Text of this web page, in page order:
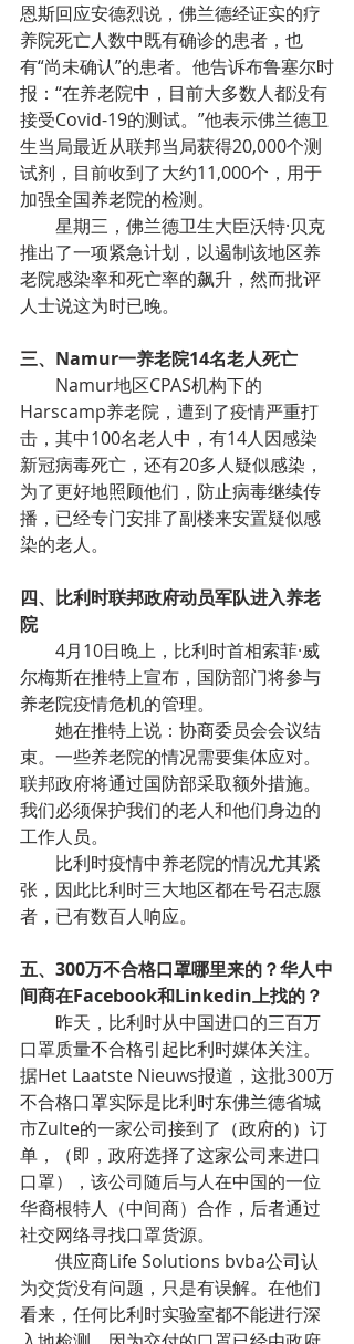
恩斯回应安德烈说，佛兰德经证实的疗
养院死亡人数中既有确诊的患者，也
有“尚未确认”的患者。他告诉布鲁塞尔时
报：“在养老院中，目前大多数人都没有
接受Covid-19的测试。”他表示佛兰德卫
生当局最近从联邦当局获得20,000个测
试剂，目前收到了大约11,000个，用于
加强全国养老院的检测。
星期三，佛兰德卫生大臣沃特·贝克
推出了一项紧急计划，以遏制该地区养
老院感染率和死亡率的飙升，然而批评
人士说这为时已晚。
三、Namur一养老院14名老人死亡
Namur地区CPAS机构下的
Harscamp养老院，遭到了疫情严重打
击，其中100名老人中，有14人因感染
新冠病毒死亡，还有20多人疑似感染，
为了更好地照顾他们，防止病毒继续传
播，已经专门安排了副楼来安置疑似感
染的老人。
四、比利时联邦政府动员军队进入养老
院
4月10日晚上，比利时首相索菲·威
尔梅斯在推特上宣布，国防部门将参与
养老院疫情危机的管理。
她在推特上说：协商委员会会议结
束。一些养老院的情况需要集体应对。
联邦政府将通过国防部采取额外措施。
我们必须保护我们的老人和他们身边的
工作人员。
比利时疫情中养老院的情况尤其紧
张，因此比利时三大地区都在号召志愿
者，已有数百人响应。
五、300万不合格口罩哪里来的？华人中
间商在Facebook和Linkedin上找的？
昨天，比利时从中国进口的三百万
口罩质量不合格引起比利时媒体关注。
据Het Laatste Nieuws报道，这批300万
不合格口罩实际是比利时东佛兰德省城
市Zulte的一家公司接到了（政府的）订
单，（即，政府选择了这家公司来进口
口罩），该公司随后与人在中国的一位
华裔根特人（中间商）合作，后者通过
社交网络寻找口罩货源。
供应商Life Solutions bvba公司认
为交货没有问题，只是有误解。在他们
看来，任何比利时实验室都不能进行深